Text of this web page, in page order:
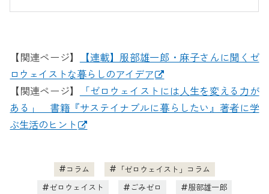
【関連ページ】
【連載】服部雄一郎・麻子さんに聞くゼ
ロウェイストな暮らしのアイデア
【関連ページ】
「ゼロウェイストには人生を変える力が
ある」 書籍『サステイナブルに暮らしたい』著者に学
ぶ生活のヒント
コラム
「ゼロウェイスト」コラム
ゼロウェイスト
ごみゼロ
服部雄一郎